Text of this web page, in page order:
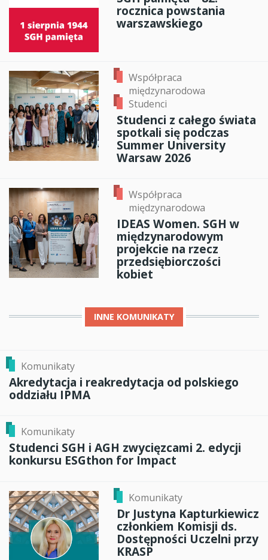
rocznica powstania
warszawskiego
Współpraca
międzynarodowa
Studenci
Studenci z całego świata
spotkali się podczas
Summer University
Warsaw 2026
Współpraca
międzynarodowa
IDEAS Women. SGH w
międzynarodowym
projekcie na rzecz
przedsiębiorczości
kobiet
INNE KOMUNIKATY
Komunikaty
Akredytacja i reakredytacja od polskiego
oddziału IPMA
Komunikaty
Studenci SGH i AGH zwycięzcami 2. edycji
konkursu ESGthon for Impact
Komunikaty
Dr Justyna Kapturkiewicz
członkiem Komisji ds.
Dostępności Uczelni przy
KRASP